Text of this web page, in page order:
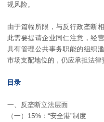
规风险。
由于篇幅所限，与反行政垄断
此需要提请企业同仁注意，经
具有管理公共事务职能的组织
市场支配地位的，仍应承担法律
目录
一、反垄断立法层面
（一）15%：“安全港”制度